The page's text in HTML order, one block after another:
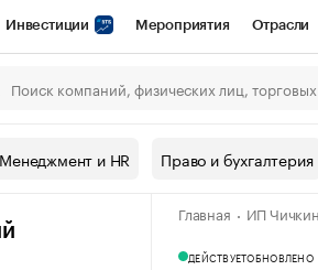
Инвестиции Мероприятия Отрасли
Конференции СПб Спецпроекты
Рынок наличной валюты
Менеджмент и HR Право и бухгалтерия
Главная ИП
ДЕЙСТВУЕТОБНОВЛЕНО